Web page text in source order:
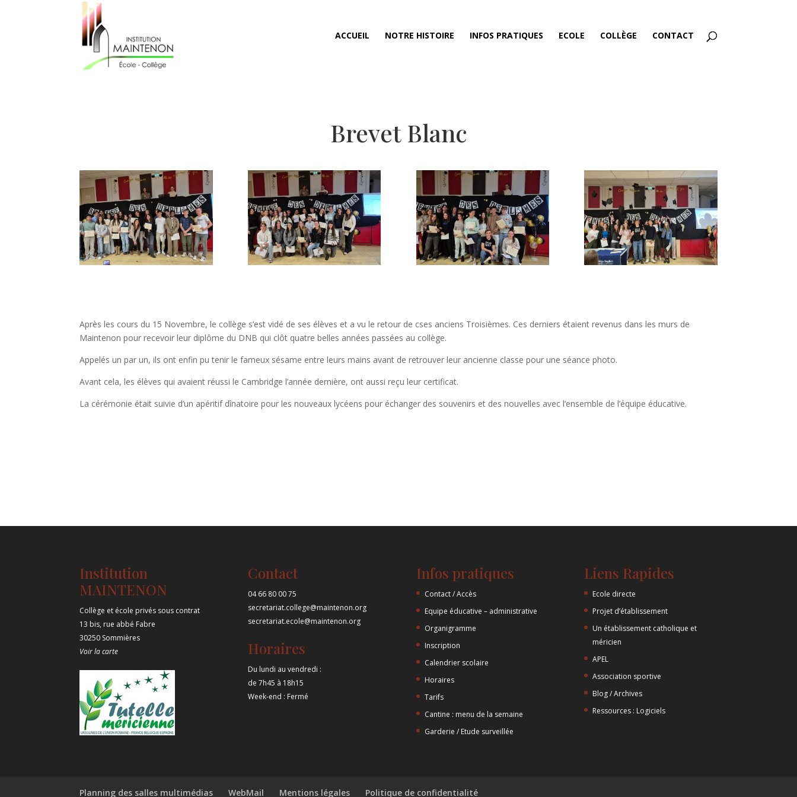
ACCUEIL NOTRE HISTOIRE INFOS PRATIQUES ECOLE COLLÈGE CONTACT
Brevet Blanc
Après les cours du 15 Novembre, le collège s’est vidé de ses élèves et a vu le retour de cses anciens Troisièmes. Ces derniers étaient revenus dans les murs de
Maintenon pour recevoir leur diplôme du DNB qui clôt quatre belles années passées au collège.
Appelés un par un, ils ont enfin pu tenir le fameux sésame entre leurs mains avant de retrouver leur ancienne classe pour une séance photo.
Avant cela, les élèves qui avaient réussi le Cambridge l’année dernière, ont aussi reçu leur certificat.
La cérémonie était suivie d’un apéritif dînatoire pour les nouveaux lycéens pour échanger des souvenirs et des nouvelles avec l’ensemble de l’équipe éducative.
Institution
MAINTENON
Collège et école privés sous contrat
13 bis, rue abbé Fabre
30250 Sommières
Voir la carte
Contact
04 66 80 00 75
secretariat.college@maintenon.org
secretariat.ecole@maintenon.org
Horaires
Du lundi au vendredi :
de 7h45 à 18h15
Week-end : Fermé
Infos pratiques
Contact / Accès
Equipe éducative – administrative
Organigramme
Inscription
Calendrier scolaire
Horaires
Tarifs
Cantine : menu de la semaine
Garderie / Etude surveillée
Liens Rapides
Ecole directe
Projet d’établissement
Un établissement catholique et
méricien
APEL
Association sportive
Blog / Archives
Ressources : Logiciels
Planning des salles multimédias WebMail Mentions légales Politique de confidentialité